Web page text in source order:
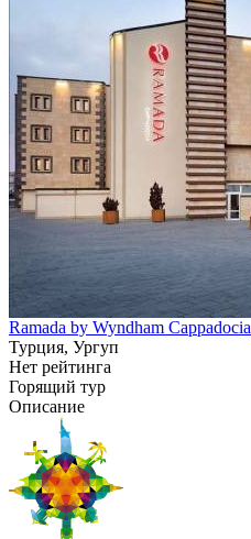
Ramada by Wyndham Cappadocia
Турция, Ургуп
Нет рейтинга
Горящий тур
Описание